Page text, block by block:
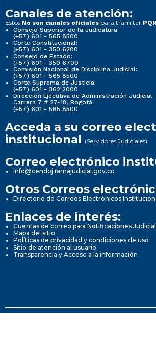
Canales de atención:
Estos No son canales oficiales para tramitar
Consejo Superior de la Judicatura:
(+57) 601 - 565 8500
Corte Constitucional:
(+57) 601 - 350 6200
Consejo de Estado:
(+57) 601 - 350 6700
Comisión Nacional de Disciplina Judicial:
(+57) 601 - 565 8500
Corte Suprema de Justicia:
(+57) 601 - 362 2000
Dirección Ejecutiva de Administración Judicial
Carrera 7 # 27-18, Bogotá
(+57) 601 - 565 8500
Acceda a su correo
institucional (Servidores Judiciales)
Correo electrónico
info@cendoj.ramajudicial.gov.co
Otros Correos
Directorio de Correos Electrónicos
Enlaces de interés:
Cuentas de correo para Notificaciones
Mapa del sitio
Políticas de privacidad y condiciones de uso
Sitio de atención al usuario
Transparencia y Acceso a la información